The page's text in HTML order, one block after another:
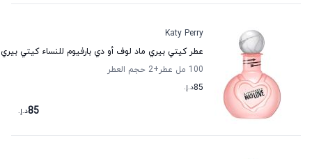
Katy Perry
عطر كيتي بيري ماد لوف أو دي بارفيوم للنساء كيتي بيري
100 مل عطر
+2
حجم العطر
85د.إ.
85د.إ.